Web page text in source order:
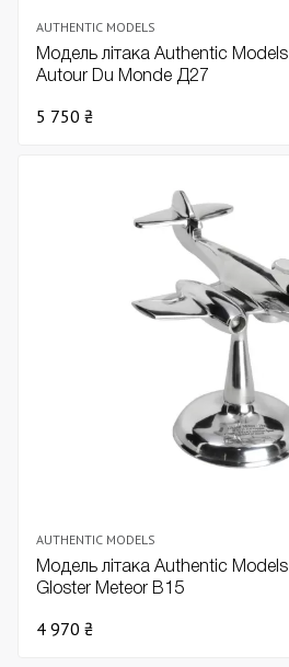
AUTHENTIC MODELS
Модель літака Authentic Models
Autour Du Monde Д27
5 750 ₴
AUTHENTIC MODELS
Модель літака Authentic Models
Gloster Meteor В15
4 970 ₴